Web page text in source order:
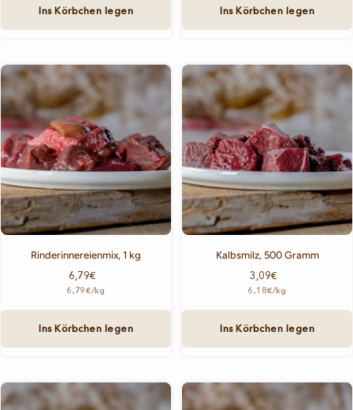
Ins Körbchen legen Ins Körbchen legen
Rinderinnereienmix, 1 kg
Angebotspreis
6,79€
6,79€/kg
Ins Körbchen legen
Kalbsmilz, 500 Gramm
Angebotspreis
3,09€
6,18€/kg
Ins Körbchen legen